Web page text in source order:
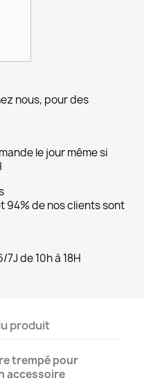
nous, pour des
le jour même si
94% de nos clients sont
de 10h à 18H
produit
trempé pour
accessoire